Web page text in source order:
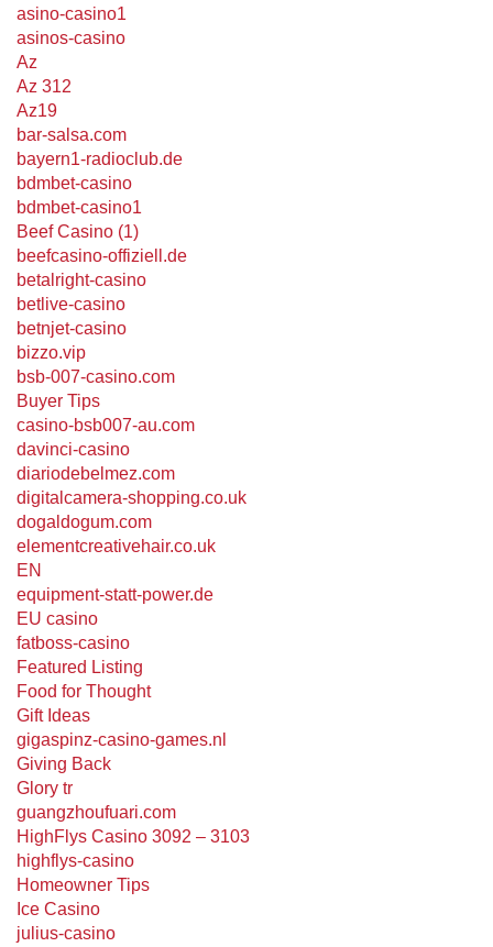
asino-casino1
asinos-casino
Az
Az 312
Az19
bar-salsa.com
bayern1-radioclub.de
bdmbet-casino
bdmbet-casino1
Beef Casino (1)
beefcasino-offiziell.de
betalright-casino
betlive-casino
betnjet-casino
bizzo.vip
bsb-007-casino.com
Buyer Tips
casino-bsb007-au.com
davinci-casino
diariodebelmez.com
digitalcamera-shopping.co.uk
dogaldogum.com
elementcreativehair.co.uk
EN
equipment-statt-power.de
EU casino
fatboss-casino
Featured Listing
Food for Thought
Gift Ideas
gigaspinz-casino-games.nl
Giving Back
Glory tr
guangzhoufuari.com
HighFlys Casino 3092 – 3103
highflys-casino
Homeowner Tips
Ice Casino
julius-casino